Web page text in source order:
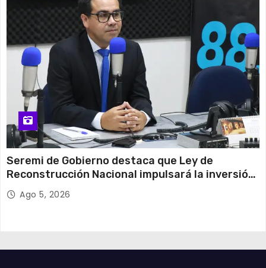
Seremi de Gobierno destaca que Ley de
Reconstrucción Nacional impulsará la inversión
y el empleo en Tarapacá
Ago 5, 2026